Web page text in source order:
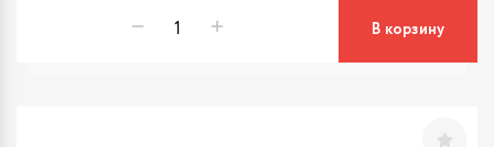
В корзину